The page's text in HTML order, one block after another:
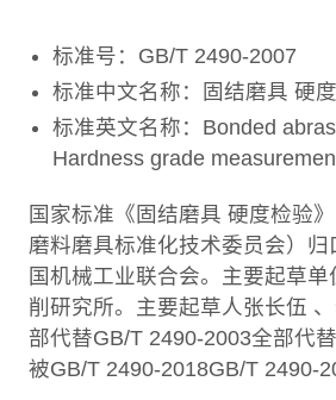
标准号：GB/T 2490-2007
标准中文名称：固结磨具 硬
标准英文名称：Bonded
Hardness grade
国家标准《固结磨具 硬度检验
磨料磨具标准化技术委员会）归
国机械工业联合会。主要起草
削研究所。主要起草人张长伍
部代替GB/T 2490-2003全部代
被GB/T 2490-2018GB/T 2490-